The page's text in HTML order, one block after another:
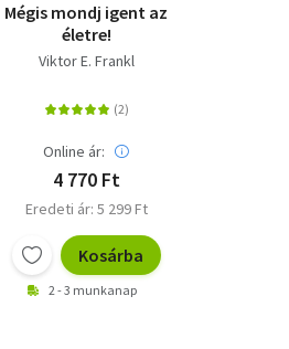
Mégis mondj igent az
életre!
Viktor E. Frankl
Online ár:
4 770 Ft
Eredeti ár: 5 299 Ft
Kosárba
2 - 3 munkanap